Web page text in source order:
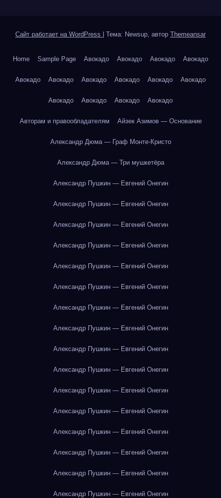
Сайт работает на WordPress Тема: Newsup, автор Themeansar
Home Sample Page Авокадо Авокадо Авокадо Авокадо
Авокадо Авокадо Авокадо Авокадо Авокадо Авокадо
Авокадо Авокадо Авокадо Авокадо
Авторам и правообладателям Айзек Азимов — Основание
Александр Дюма — Граф Монте-Кристо
Александр Дюма — Три мушкетёра
Александр Пушкин — Евгений Онегин
Александр Пушкин — Евгений Онегин
Александр Пушкин — Евгений Онегин
Александр Пушкин — Евгений Онегин
Александр Пушкин — Евгений Онегин
Александр Пушкин — Евгений Онегин
Александр Пушкин — Евгений Онегин
Александр Пушкин — Евгений Онегин
Александр Пушкин — Евгений Онегин
Александр Пушкин — Евгений Онегин
Александр Пушкин — Евгений Онегин
Александр Пушкин — Евгений Онегин
Александр Пушкин — Евгений Онегин
Александр Пушкин — Евгений Онегин
Александр Пушкин — Евгений Онегин
Александр Пушкин — Евгений Онегин